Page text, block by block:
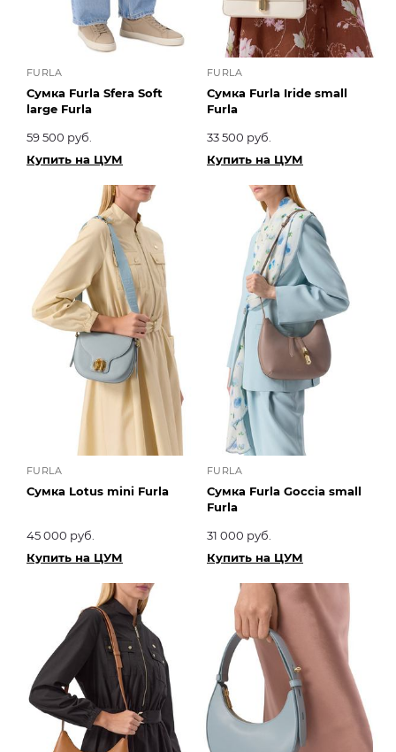
FURLA
Сумка Furla Sfera Soft
large Furla
59 500 руб.
Купить на ЦУМ
FURLA
Сумка Furla Iride small
Furla
33 500 руб.
Купить на ЦУМ
FURLA
Сумка Lotus mini Furla
45 000 руб.
Купить на ЦУМ
FURLA
Сумка Furla Goccia small
Furla
31 000 руб.
Купить на ЦУМ